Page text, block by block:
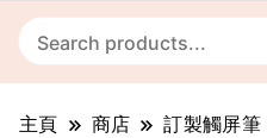
主頁 商店 訂製觸屏筆